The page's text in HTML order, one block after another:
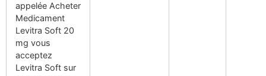
appelée Acheter
Medicament
Levitra Soft 20
mg vous
acceptez
Levitra Soft sur